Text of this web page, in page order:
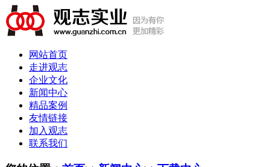
网站首页
走进观志
企业文化
新闻中心
精品案例
友情链接
加入观志
联系我们